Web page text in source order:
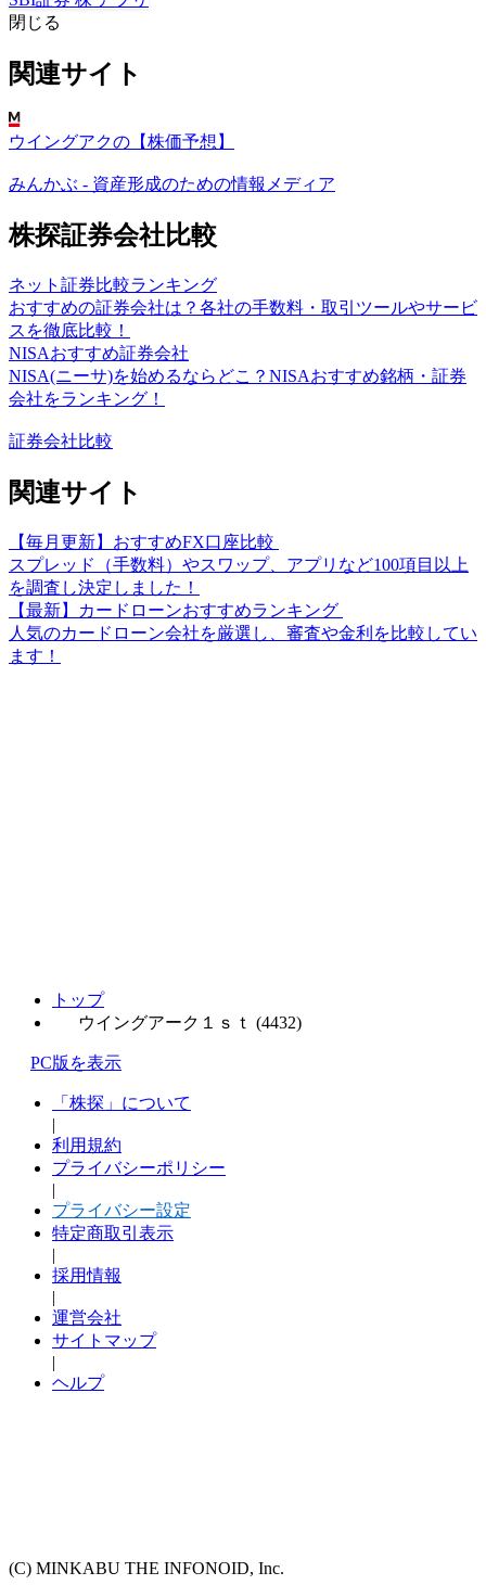
閉じる
関連サイト
ウイングアクの【株価予想】
みんかぶ - 資産形成のための情報メディア
株探証券会社比較
ネット証券比較ランキング
おすすめの証券会社は？各社の手数料・取引ツールやサービ
スを徹底比較！
NISAおすすめ証券会社
NISA(ニーサ)を始めるならどこ？NISAおすすめ銘柄・証券
会社をランキング！
証券会社比較
関連サイト
【毎月更新】おすすめFX口座比較
スプレッド（手数料）やスワップ、アプリなど100項目以上
を調査し決定しました！
【最新】カードローンおすすめランキング
人気のカードローン会社を厳選し、審査や金利を比較してい
ます！
トップ
ウイングアーク１ｓｔ (4432)
PC版を表示
「株探」について
|
利用規約
プライバシーポリシー
|
プライバシー設定
特定商取引表示
|
採用情報
|
運営会社
サイトマップ
|
ヘルプ
(C) MINKABU THE INFONOID, Inc.